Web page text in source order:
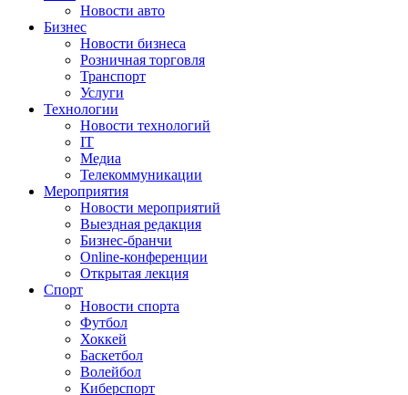
Новости авто
Бизнес
Новости бизнеса
Розничная торговля
Транспорт
Услуги
Технологии
Новости технологий
IT
Медиа
Телекоммуникации
Мероприятия
Новости мероприятий
Выездная редакция
Бизнес-бранчи
Online-конференции
Открытая лекция
Спорт
Новости спорта
Футбол
Хоккей
Баскетбол
Волейбол
Киберспорт